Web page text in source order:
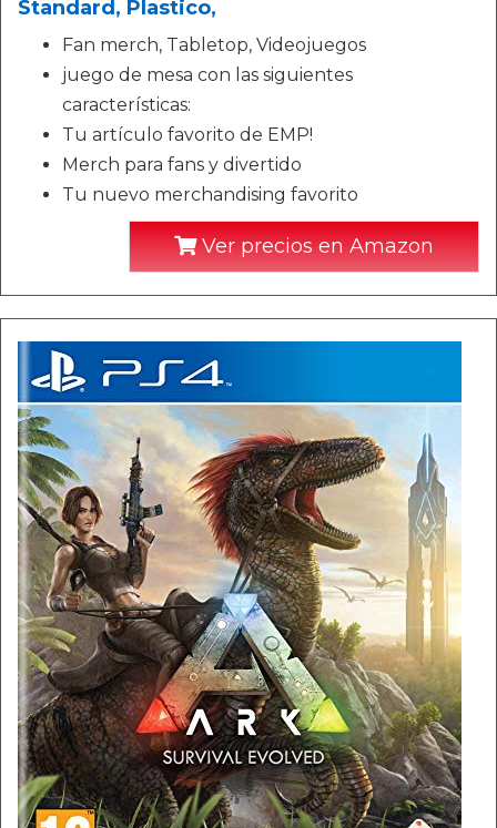
Standard, Plastico,
Fan merch, Tabletop, Videojuegos
juego de mesa con las siguientes
características:
Tu artículo favorito de EMP!
Merch para fans y divertido
Tu nuevo merchandising favorito
Ver precios en Amazon